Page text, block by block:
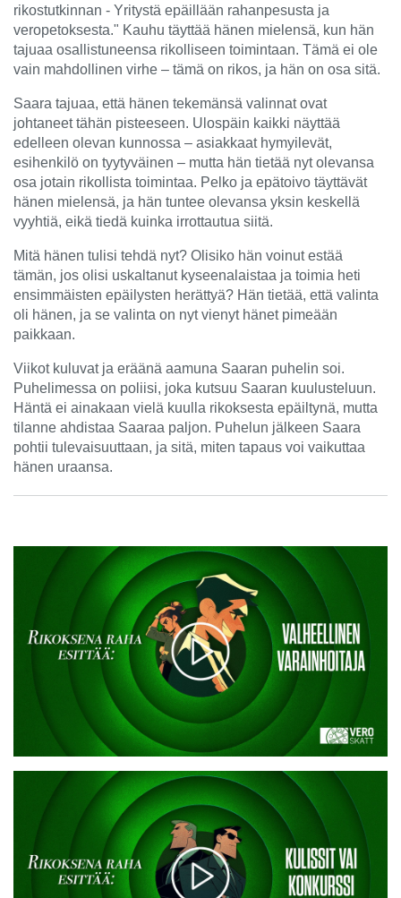
rikostutkinnan - Yritystä epäillään rahanpesusta ja
veropetoksesta." Kauhu täyttää hänen mielensä, kun hän
tajuaa osallistuneensa rikolliseen toimintaan. Tämä ei ole
vain mahdollinen virhe – tämä on rikos, ja hän on osa sitä.
Saara tajuaa, että hänen tekemänsä valinnat ovat
johtaneet tähän pisteeseen. Ulospäin kaikki näyttää
edelleen olevan kunnossa – asiakkaat hymyilevät,
esihenkilö on tyytyväinen – mutta hän tietää nyt olevansa
osa jotain rikollista toimintaa. Pelko ja epätoivo täyttävät
hänen mielensä, ja hän tuntee olevansa yksin keskellä
vyyhtiä, eikä tiedä kuinka irrottautua siitä.
Mitä hänen tulisi tehdä nyt? Olisiko hän voinut estää
tämän, jos olisi uskaltanut kyseenalaistaa ja toimia heti
ensimmäisten epäilysten herättyä? Hän tietää, että valinta
oli hänen, ja se valinta on nyt vienyt hänet pimeään
paikkaan.
Viikot kuluvat ja eräänä aamuna Saaran puhelin soi.
Puhelimessa on poliisi, joka kutsuu Saaran kuulusteluun.
Häntä ei ainakaan vielä kuulla rikoksesta epäiltynä, mutta
tilanne ahdistaa Saaraa paljon. Puhelun jälkeen Saara
pohtii tulevaisuuttaan, ja sitä, miten tapaus voi vaikuttaa
hänen uraansa.